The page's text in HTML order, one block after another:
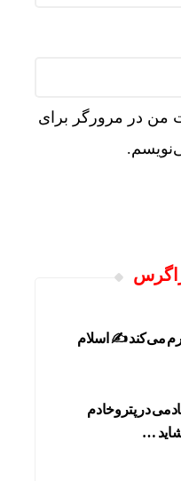
من در مرورگر برای
گرم می‌کند ✍️ اسلام
در پتروخادم
شاید …